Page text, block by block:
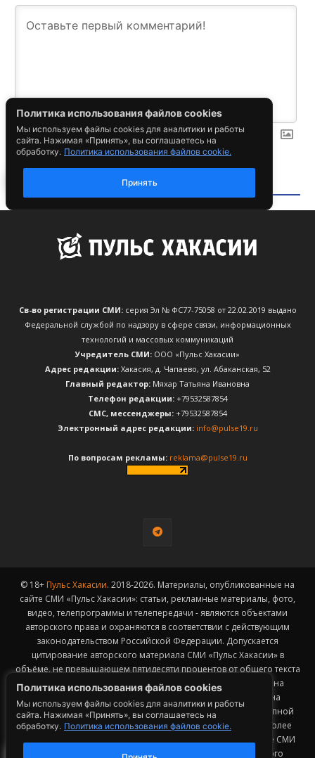
Политика использования файлов cookies
Мы используем файлы cookies для аналитики и работы
сайта. Нажимая «Принять», вы соглашаетесь на
обработку. Политика использования файлов cookie.
Св-во регистрации СМИ:серия Эл № ФС77-75058 от 22.02.2019 выдано
Федеральной службой по надзору в сфере связи, информационных
технологий и массовых коммуникаций
Учредитель СМИ: ООО «Пульс Хакасии»
Адрес редакции:Хакасия, д. Чапаево, ул. Абаканская, 52
Главный редактор: Мяхар Татьяна Ивановна
Телефон редакции:+79532587854
CМС, мессенджеры:+79532587854
Электронный адрес редакции: info@pulse19.ru
По вопросам рекламы: reklama@pulse19.ru
© 18+ Пульс Хакасии. 2018-2026. Материалы, опубликованные на
сайте СМИ «Пульс Хакасии»: статьи, рекламные материалы, фото,
видео, телепрограммы и телепередачи - являются объектами
авторского права и охраняются в соответствии с действующим
законодательством Российской Федерации. Допускается
цитирование авторского материала СМИ «Пульс Хакасии» в
объёме, не превышающем пятидесяти процентов от общего текста
публикации с обязательным размещением гиперссылки на
страницу заимствования материала. Гиперссылка должна
размещаться в тексте цитируемого материала и быть доступной
для индексации поисковыми системами. Заимствование более
50% общего объема материала, опубликованного на сайте СМИ
«Пульс Хакасии», возможно исключительно с письменного